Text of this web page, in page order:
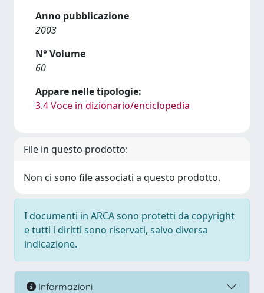
Anno pubblicazione
2003
N° Volume
60
Appare nelle tipologie:
3.4 Voce in dizionario/enciclopedia
File in questo prodotto:
Non ci sono file associati a questo prodotto.
I documenti in ARCA sono protetti da copyright
e tutti i diritti sono riservati, salvo diversa
indicazione.
Informazioni